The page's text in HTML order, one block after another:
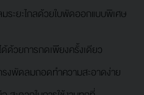
ะยะไกลด้วยใบพัดออกแบบพิเศษ
ด้วยการกดเพียงครั้งเดียว
รงพัดลมถอดทำความสะอาดง่าย